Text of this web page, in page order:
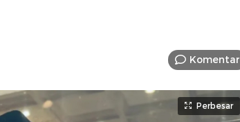
Komentar
Perbesar